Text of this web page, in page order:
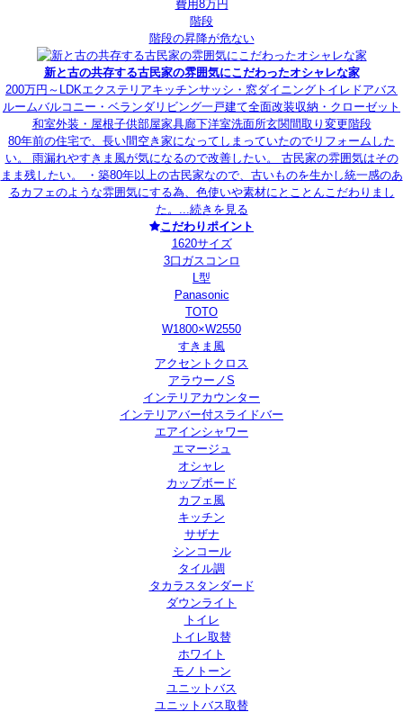
費用8万円
階段
階段の昇降が危ない
新と古の共存する古民家の雰囲気にこだわったオシャレな家
200万円～ LDKエクステリアキッチンサッシ・窓ダイニング トイレ ドアバス
ルームバルコニー・ベランダ リビング一戸建て全面改装収納・クローゼット
和室外装・屋根子供部屋家具廊下洋室洗面所玄関間取り変更階段
80年前の住宅で、長い間空き家になってしまっていたのでリフォームした
い。 雨漏れやすきま風が気になるので改善したい。 古民家の雰囲気はその
まま残したい。 ・築80年以上の古民家なので、古いものを生かし統一感のあ
るカフェのような雰囲気にする為、色使いや素材にとことんこだわりまし
た。...続きを見る
こだわりポイント
1620サイズ
3口ガスコンロ
L型
Panasonic
TOTO
W1800×W2550
すきま風
アクセントクロス
アラウーノS
インテリアカウンター
インテリアバー付スライドバー
エアインシャワー
エマージュ
オシャレ
カップボード
カフェ風
キッチン
サザナ
シンコール
タイル調
タカラスタンダード
ダウンライト
トイレ
トイレ取替
ホワイト
モノトーン
ユニットバス
ユニットバス取替